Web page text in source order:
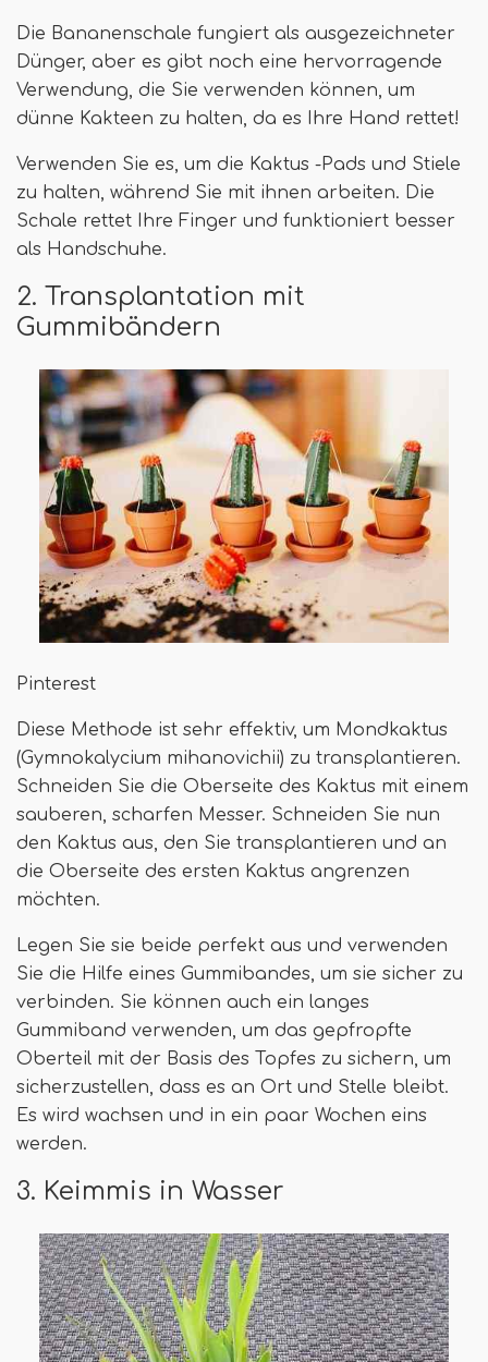
Die Bananenschale fungiert als ausgezeichneter
Dünger, aber es gibt noch eine hervorragende
Verwendung, die Sie verwenden können, um
dünne Kakteen zu halten, da es Ihre Hand rettet!
Verwenden Sie es, um die Kaktus -Pads und Stiele
zu halten, während Sie mit ihnen arbeiten. Die
Schale rettet Ihre Finger und funktioniert besser
als Handschuhe.
2. Transplantation mit
Gummibändern
Pinterest
Diese Methode ist sehr effektiv, um Mondkaktus
(Gymnokalycium mihanovichii) zu transplantieren.
Schneiden Sie die Oberseite des Kaktus mit einem
sauberen, scharfen Messer. Schneiden Sie nun
den Kaktus aus, den Sie transplantieren und an
die Oberseite des ersten Kaktus angrenzen
möchten.
Legen Sie sie beide perfekt aus und verwenden
Sie die Hilfe eines Gummibandes, um sie sicher zu
verbinden. Sie können auch ein langes
Gummiband verwenden, um das gepfropfte
Oberteil mit der Basis des Topfes zu sichern, um
sicherzustellen, dass es an Ort und Stelle bleibt.
Es wird wachsen und in ein paar Wochen eins
werden.
3. Keimmis in Wasser